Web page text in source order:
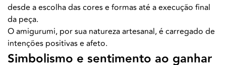
desde a escolha das cores e formas até a execução final
da peça.
O amigurumi, por sua natureza artesanal, é carregado de
intenções positivas e afeto.
Simbolismo e sentimento ao ganhar